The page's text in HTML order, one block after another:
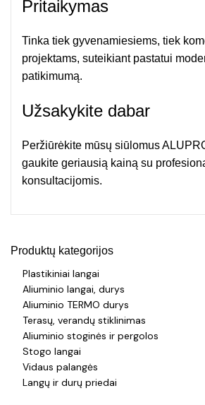
Produktų kategorijos
Plastikiniai langai
Aliuminio langai, durys
Aliuminio TERMO durys
Terasų, verandų stiklinimas
Aliuminio stoginės ir pergolos
Stogo langai
Vidaus palangės
Langų ir durų priedai
Pritaikymas
Tinka tiek gyvenamiesiems, tiek
projektams, suteikiant pastatui
patikimumą.
Užsakykite dabar
Peržiūrėkite mūsų siūlomus
gaukite geriausią kainą su
konsultacijomis.